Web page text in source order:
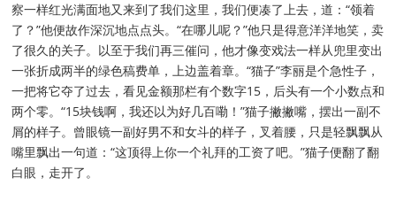
察一样红光满面地又来到了我们这里，我们便凑了上去，道：“领着
了？”他便故作深沉地点点头。“在哪儿呢？”他只是得意洋洋地笑，卖
了很久的关子。以至于我们再三催问，他才像变戏法一样从兜里变出
一张折成两半的绿色稿费单，上边盖着章。“猫子”李丽是个急性子，
一把将它夺了过去，看见金额那栏有个数字15，后头有一个小数点和
两个零。“15块钱啊，我还以为好几百嘞！”猫子撇撇嘴，摆出一副不
屑的样子。曾眼镜一副好男不和女斗的样子，叉着腰，只是轻飘飘从
嘴里飘出一句道：“这顶得上你一个礼拜的工资了吧。”猫子便翻了翻
白眼，走开了。